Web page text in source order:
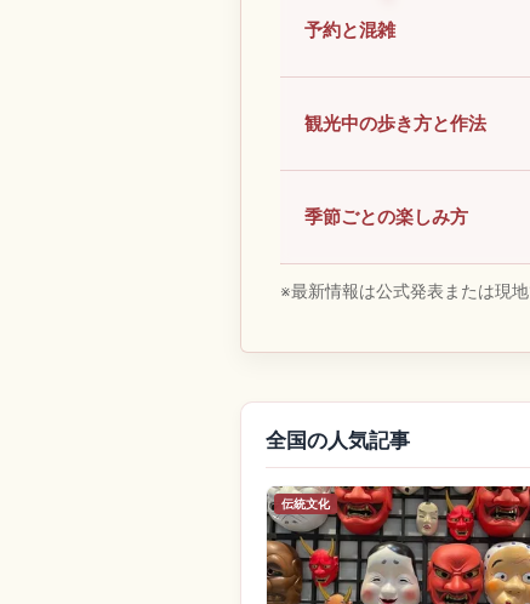
予約と混雑
観光中の歩き方と作法
季節ごとの楽しみ方
※最新情報は公式発表または現地
全国の人気記事
伝統文化